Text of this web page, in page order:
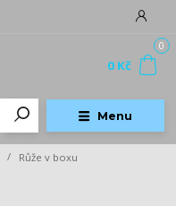
Menu
0
0 Kč
Růže v boxu